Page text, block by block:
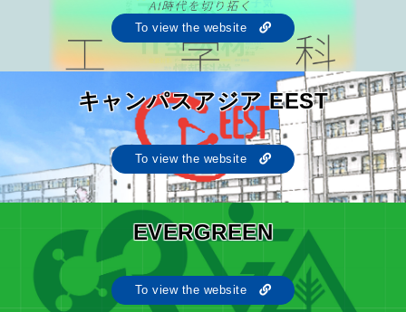
To view the website
キャンパスアジア EEST
To view the website
EVERGREEN
To view the website